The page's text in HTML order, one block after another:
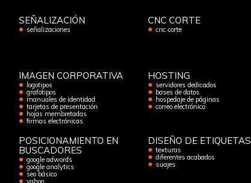
SEÑALIZACIÓN
señalizaciones
CNC CORTE
cnc corte
IMAGEN CORPORATIVA
logotipos
grafotipos
manuales de identidad
tarjetas de presentación
hojas membretadas
firmas electrónicas
HOSTING
servidores dedicados
bases de datos
hospedaje de páginas
correo electrónico
POSICIONAMIENTO EN
BUSCADORES
google adwords
google analytics
seo básico
yahoo
DISEÑO DE ETIQUETAS
texturas
diferentes acabados
suajes